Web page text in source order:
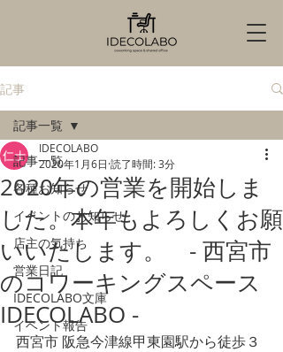
記事
記事一覧
各種お知らせ
イベントのお知らせ
店主の気持ち
営業日記
IDECOLABO文庫
イベント報告
記事一覧
2020年の営業を開始しま
した。本年もよろしくお願
いいたします。 - 西宮市
のコワーキングスペース
IDECOLABO -
IDECOLABO
2020年1月6日 読了時間: 3分
西宮市 阪急今津線甲東園駅から徒歩３